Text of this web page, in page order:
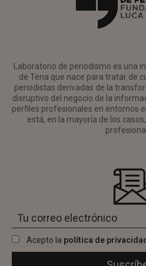
Laboratorio de periodismo es una
de Tena que nace para tratar de
periodistas derivadas de la
disruptivo del negocio de la
perfiles profesionales en entornos
está, en la mayoría de los
Acepto la política de privacidad